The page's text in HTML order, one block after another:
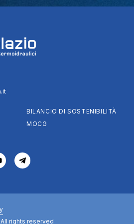
BILANCIO DI SOSTENIBILITÀ
MOCG
rights reserved